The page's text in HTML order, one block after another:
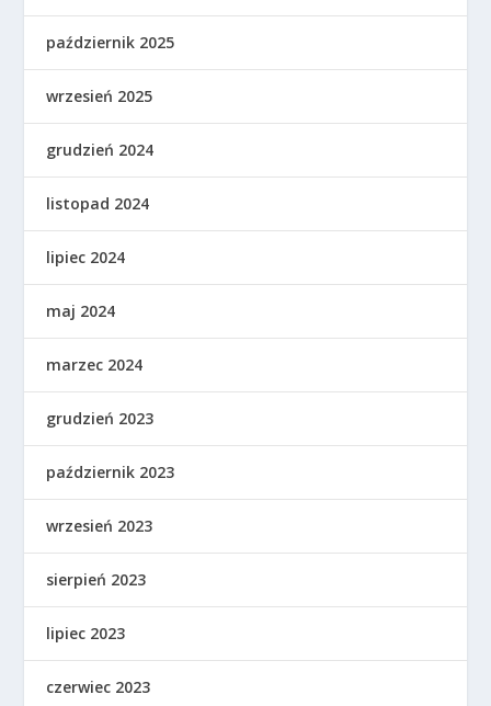
październik 2025
wrzesień 2025
grudzień 2024
listopad 2024
lipiec 2024
maj 2024
marzec 2024
grudzień 2023
październik 2023
wrzesień 2023
sierpień 2023
lipiec 2023
czerwiec 2023